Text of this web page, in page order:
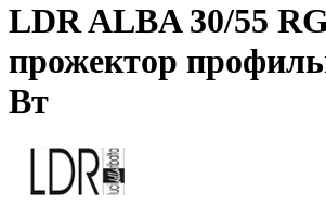
LDR ALBA 30/55
прожектор
Вт